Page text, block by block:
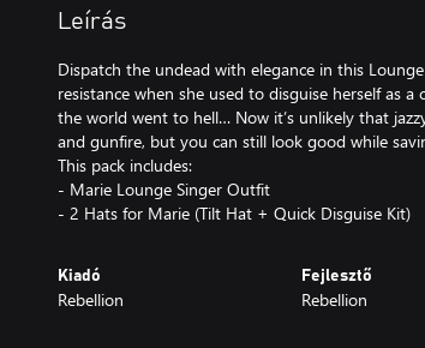
Leírás
Dispatch the undead with elegance in this
resistance when she used to disguise herself as
the world went to hell… Now it’s unlikely that
and gunfire, but you can still look good while
This pack includes:
- Marie Lounge Singer Outfit
- 2 Hats for Marie (Tilt Hat + Quick Disguise Kit)
Kiadó
Rebellion
Fejlesztő
Rebellion